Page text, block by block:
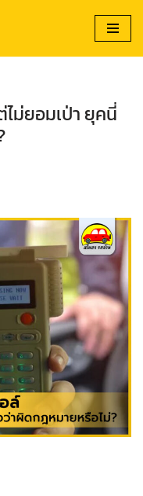
ม่ยอมเป่า ยุคนี่